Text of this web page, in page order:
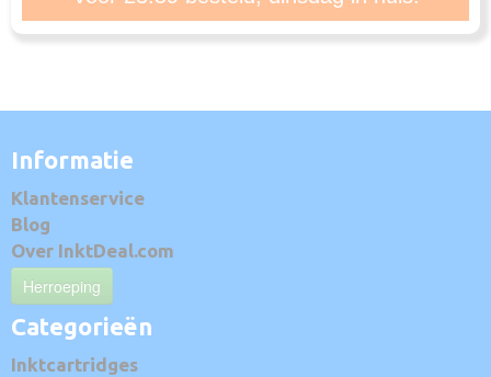
Informatie
Klantenservice
Blog
Over InktDeal.com
Herroeping
Categorieën
Inktcartridges